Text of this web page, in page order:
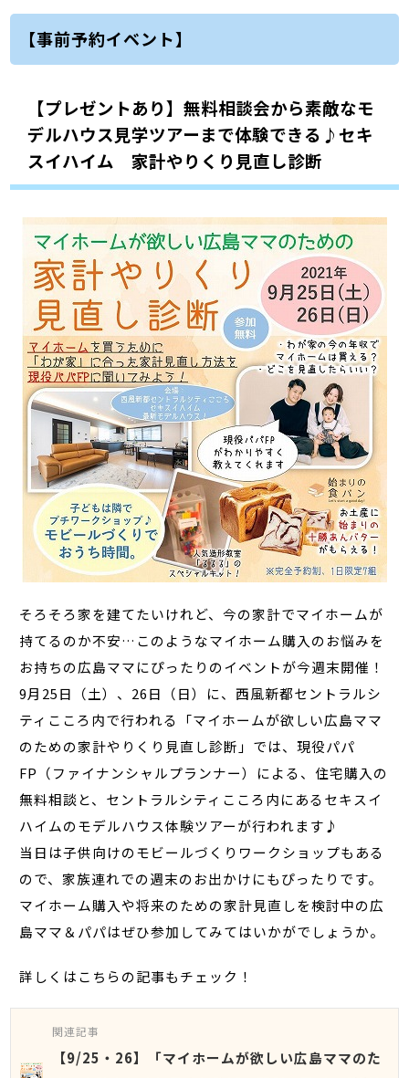
【事前予約イベント】
【プレゼントあり】無料相談会から素敵なモ
デルハウス見学ツアーまで体験できる♪セキ
スイハイム 家計やりくり見直し診断
そろそろ家を建てたいけれど、今の家計でマイホームが
持てるのか不安…このようなマイホーム購入のお悩みを
お持ちの広島ママにぴったりのイベントが今週末開催！
9月25日（土）、26日（日）に、西風新都セントラルシ
ティこころ内で行われる「マイホームが欲しい広島ママ
のための家計やりくり見直し診断」では、現役パパ
FP（ファイナンシャルプランナー）による、住宅購入の
無料相談と、セントラルシティこころ内にあるセキスイ
ハイムのモデルハウス体験ツアーが行われます♪
当日は子供向けのモビールづくりワークショップもある
ので、家族連れでの週末のお出かけにもぴったりです。
マイホーム購入や将来のための家計見直しを検討中の広
島ママ＆パパはぜひ参加してみてはいかがでしょうか。
詳しくはこちらの記事もチェック！
関連記事
【9/25・26】「マイホームが欲しい広島ママのた